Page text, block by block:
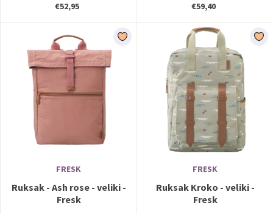
€52,95
€59,40
FRESK
Ruksak - Ash rose - veliki -
Fresk
FRESK
Ruksak Kroko - veliki -
Fresk